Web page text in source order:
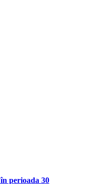
perioada 30